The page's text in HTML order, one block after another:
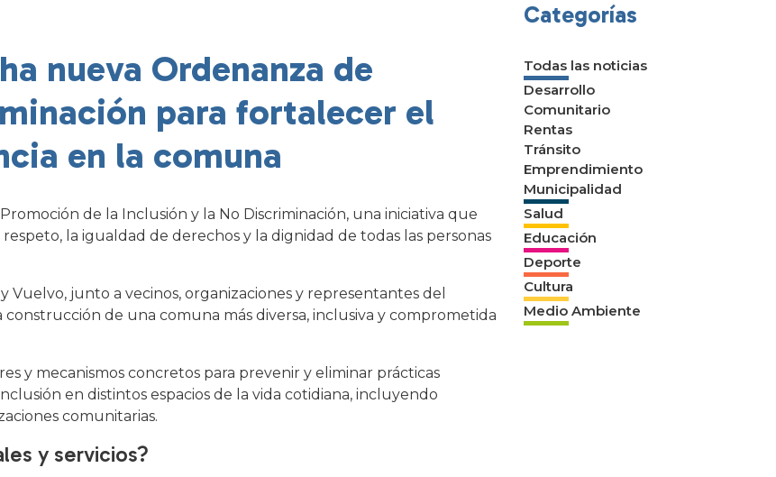
nueva Ordenanza de
para fortalecer el
en la comuna
de la Inclusión y la No Discriminación, una iniciativa que
la igualdad de derechos y la dignidad de todas las personas
Vuelvo, junto a vecinos, organizaciones y representantes del
de una comuna más diversa, inclusiva y comprometida
y mecanismos concretos para prevenir y eliminar prácticas
en distintos espacios de la vida cotidiana, incluyendo
comunitarias.
y servicios?
Categorías
Todas las noticias
Desarrollo
Comunitario
Rentas
Tránsito
Emprendimiento
Municipalidad
Salud
Educación
Deporte
Cultura
Medio Ambiente